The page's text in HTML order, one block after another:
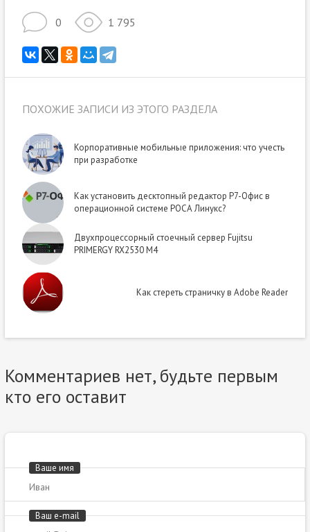
0 1 795
ПОХОЖИЕ ЗАПИСИ ИЗ ЭТОГО РАЗДЕЛА
Корпоративные мобильные приложения: что учесть
при разработке
Как установить десктопный редактор Р7-Офис в
операционной системе РОСА Линукс?
Двухпроцессорный стоечный сервер Fujitsu
PRIMERGY RX2530 M4
Как стереть страничку в Adobe Reader
Комментариев нет, будьте первым
кто его оставит
Ваше имя
Ваш e-mail